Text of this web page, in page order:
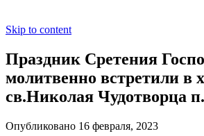
Skip to content
Праздник Сретения
молитвенно встретили в
св.Николая Чудотворца
Опубликовано 16 февраля, 2023